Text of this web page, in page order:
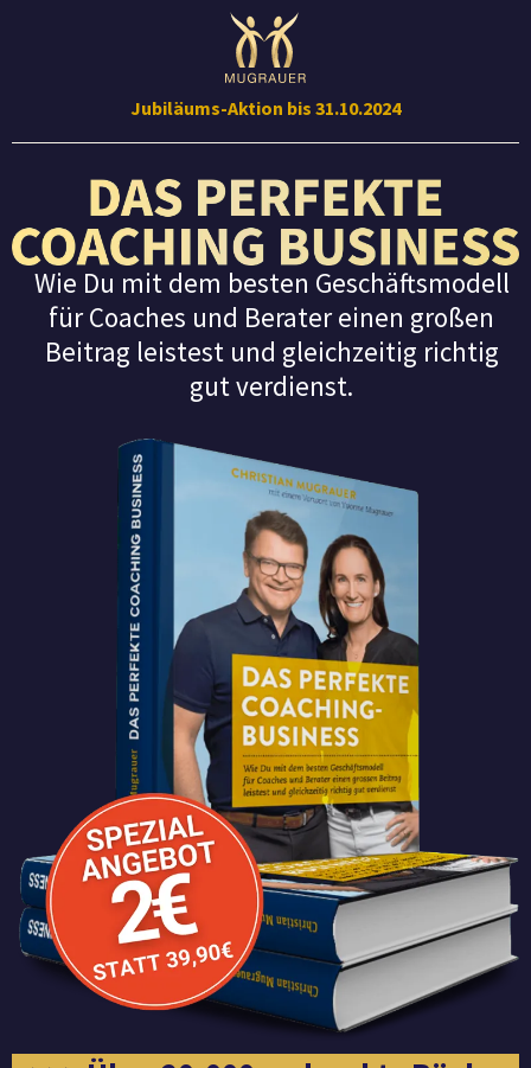
Jubiläums-Aktion bis 31.10.2024
Wie Du mit dem besten Geschäftsmodell
für Coaches und Berater einen großen
Beitrag leistest und gleichzeitig richtig
gut verdienst.